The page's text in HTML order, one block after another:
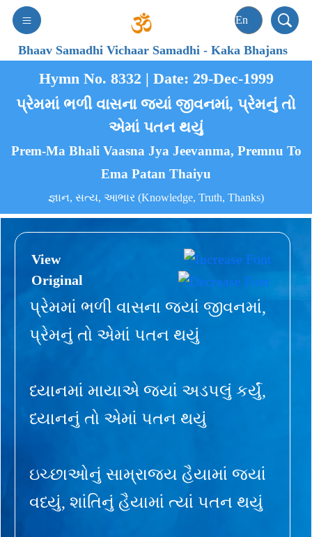
Bhaav Samadhi Vichaar Samadhi-Kaka Bhajans
Hymn No. 8332 | Date: 29-Dec-1999
પ્રેમમાં ભળી વાસના જ્યાં જીવનમાં, પ્રેમનું તો
એમાં પતન થયું
Prem-Ma Bhali Vaasna Jya Jeevanma, Premnu To
Ema Patan Thaiyu
જ્ઞાન, સત્ય, આભાર (Knowledge, Truth, Thanks)
View
Original
પ્રેમમાં ભળી વાસના જ્યાં જીવનમાં,
પ્રેમનું તો એમાં પતન થયું
ધ્યાનમાં માયાએ જ્યાં અડપલું કર્યું,
ધ્યાનનું તો એમાં પતન થયું
ઇચ્છાઓનું સામ્રાજ્ય હૈયામાં જ્યાં
વધ્યું, શાંતિનું હૈયામાં ત્યાં પતન થયું